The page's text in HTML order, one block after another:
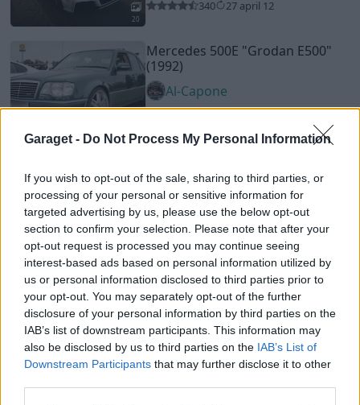
Garaget - Do Not Process My Personal Information
If you wish to opt-out of the sale, sharing to third parties, or
processing of your personal or sensitive information for
targeted advertising by us, please use the below opt-out
section to confirm your selection. Please note that after your
opt-out request is processed you may continue seeing
interest-based ads based on personal information utilized by
us or personal information disclosed to third parties prior to
your opt-out. You may separately opt-out of the further
disclosure of your personal information by third parties on the
IAB’s list of downstream participants. This information may
also be disclosed by us to third parties on the IAB’s List of
Downstream Participants that may further disclose it to other
20
340
27 april 12
Mercedes 500E "Grodan E500"
(1992)
Al-Capone
85 690 visningar7 kommentarer
Kallzore
27 932 visningar102 kommentarer
115
11 juni 18
17
BMW 318 E46"Static Miss
Cherry"(2000)
inzlike
20 008 visningar129 kommentarer
130
1 feb. 15